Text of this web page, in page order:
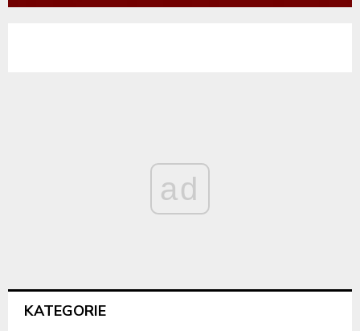
ad
KATEGORIE